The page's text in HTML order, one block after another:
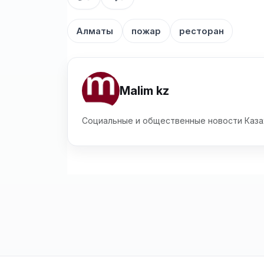
Алматы пожар ресторан
Malim kz
Социальные и общественные новости